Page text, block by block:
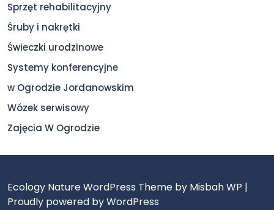
Sprzęt rehabilitacyjny
Śruby i nakrętki
Świeczki urodzinowe
Systemy konferencyjne
w Ogrodzie Jordanowskim
Wózek serwisowy
Zajęcia W Ogrodzie
Ecology Nature WordPress Theme by Misbah WP |
Proudly powered by WordPress